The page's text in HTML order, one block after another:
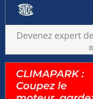
Devenez expert